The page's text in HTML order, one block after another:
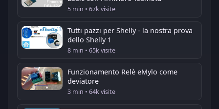
5 min • 67k visite
Tutti pazzi per Shelly - la nostra prova
dello Shelly 1
8 min • 65k visite
Funzionamento Relè eMylo come
deviatore
3 min • 64k visite